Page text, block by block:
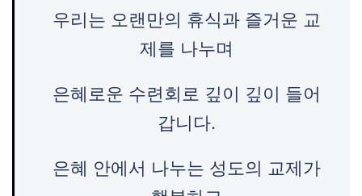
우리는 오랜만의 휴식과 즐거운 교
제를 나누며
은혜로운 수련회로 깊이 깊이 들어
갑니다.
은혜 안에서 나누는 성도의 교제가